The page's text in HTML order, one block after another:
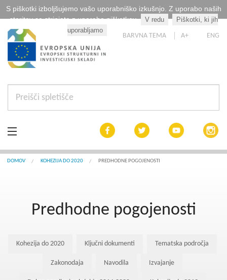
S piškotki izboljšujemo vašo uporabniško izkušnjo. Z uporabo naših
storitev se strinjate z uporabo piškotkov.
V redu
Piškotki, ki jih
uporabljamo
BARVNA TEMA A+ ENG
Aktualno
Interreg Slovenija
DOMOV KOHEZIJA DO 2020 PREDHODNE POGOJENOSTI
Predhodne pogojenosti
Kohezija do 2020 Ključni dokumenti Tematska področja
Zakonodaja Navodila Izvajanje